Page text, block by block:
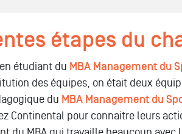
étapes du
étudiant du MBA Management du
des équipes, on était deux
du MBA Management du
Continental pour connaitre leurs